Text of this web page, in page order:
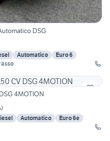
DSG
Automatico
Euro 6
4MOTION
)
Automatico
Euro 6e